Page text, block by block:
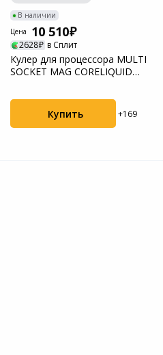
В наличии
Цена
10 510
2628 в Сплит
Кулер для процессора MULTI
SOCKET MAG CORELIQUID
Купить +169